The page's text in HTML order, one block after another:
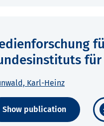
Karl-Heinz
Show publication